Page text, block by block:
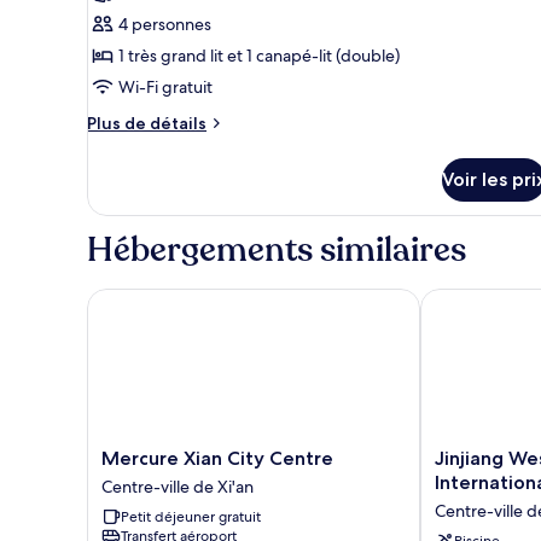
ville
très
grand
lit,
non-
fumeurs,
pour
ce
type
chambre :
4 personnes
1 très grand lit et 1 canapé-lit (double)
Wi-Fi gratuit
Plus de détails
Plus
le
type
de
Chambre
Voir les
Hébergements similaires
Mercure
Xian
City
Centre
Mercure Xian City Centre
Centre-ville de Xi'an
Petit déjeuner gratuit
Transfert aéroport
Mercure Xian City Centre
Jinjiang
West
International
Jinjiang
Centre-ville
Jinjiang